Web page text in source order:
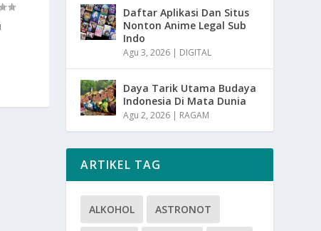
Daftar Aplikasi Dan Situs
Nonton Anime Legal Sub
Indo
Agu 3, 2026 | DIGITAL
Daya Tarik Utama Budaya
Indonesia Di Mata Dunia
Agu 2, 2026 | RAGAM
ARTIKEL TAG
ALKOHOL ASTRONOT